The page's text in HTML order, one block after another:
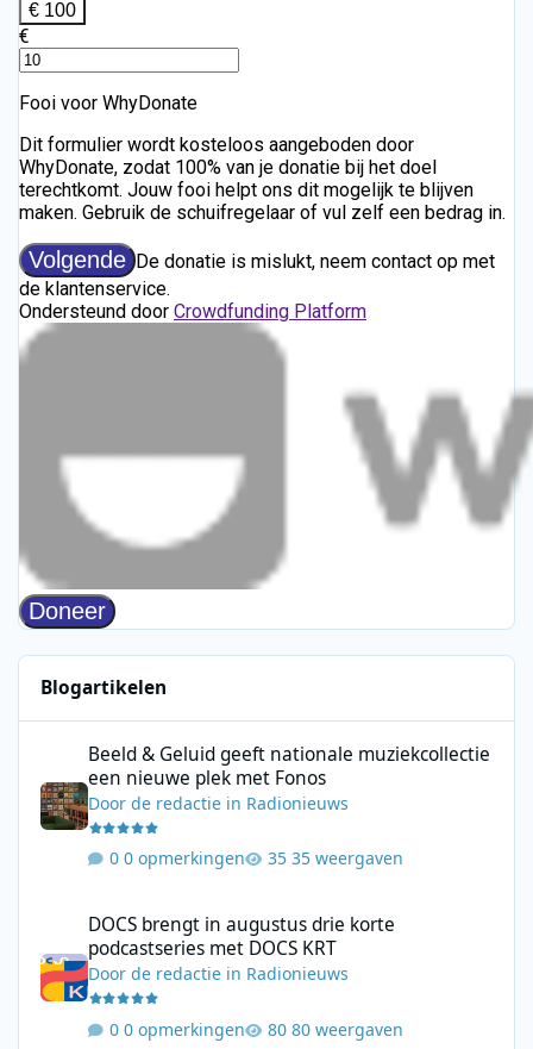
Blogartikelen
Beeld & Geluid geeft nationale muziekcollectie
een nieuwe plek met Fonos
Doorde redactie in Radionieuws
0 opmerkingen 35 weergaven
DOCS brengt in augustus drie korte
podcastseries met DOCS KRT
Doorde redactie in Radionieuws
0 opmerkingen 80 weergaven